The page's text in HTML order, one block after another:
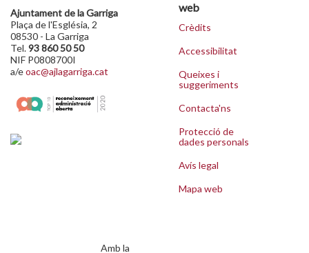
Ajuntament de la Garriga
Plaça de l'Església, 2
08530 - La Garriga
Tel.93 860 50 50
NIF P0808700I
a/eoac@ajlagarriga.cat
web
Crèdits
Accessibilitat
Queixes i
suggeriments
Contacta'ns
Protecció de
dades personals
Avís legal
Mapa web
Amb la